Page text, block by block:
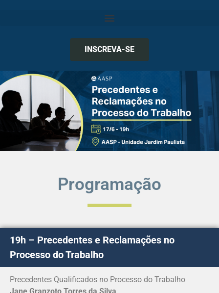
INSCREVA-SE
Programação
19h – Precedentes e Reclamações no
Processo do Trabalho
Precedentes Qualificados no Processo do Trabalho